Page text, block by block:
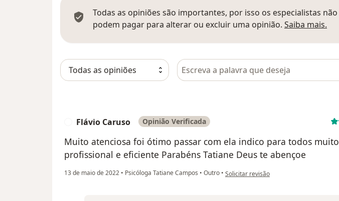
Todas as opiniões são importantes, por isso os especialistas não
podem pagar para alterar ou excluir uma opinião. Saiba mais.
Pesquisar em opiniões
Flávio Caruso Opinião Verificada
Muito atenciosa foi ótimo passar com ela indico para todos muito
profissional e eficiente Parabéns Tatiane Deus te abençoe
13 de maio de 2022 • Psicóloga Tatiane Campos • Outro • na opinião do utilizador Flávio Caruso
Solicitar revisão